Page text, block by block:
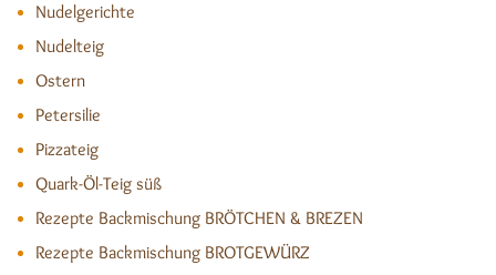
Nudelgerichte
Nudelteig
Ostern
Petersilie
Pizzateig
Quark-Öl-Teig süß
Rezepte Backmischung BRÖTCHEN & BREZEN
Rezepte Backmischung BROTGEWÜRZ